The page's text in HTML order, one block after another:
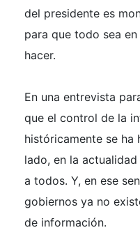
del presidente es
para que todo sea
hacer.
En una entrevista
que el control de la
históricamente se ha
lado, en la
a todos. Y, en ese
gobiernos ya no
de información.